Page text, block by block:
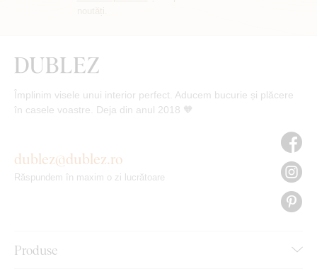
Împlinim visele unui interior perfect. Aducem bucurie și plăcere
în casele voastre. Deja din anul 2018 🧡
Produse
dublez@dublez.ro
Răspundem în maxim o zi lucrătoare